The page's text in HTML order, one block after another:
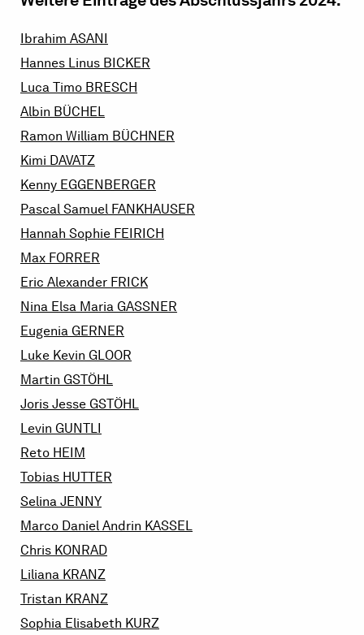
Ibrahim ASANI
Hannes Linus BICKER
Luca Timo BRESCH
Albin BÜCHEL
Ramon William BÜCHNER
Kimi DAVATZ
Kenny EGGENBERGER
Pascal Samuel FANKHAUSER
Hannah Sophie FEIRICH
Max FORRER
Eric Alexander FRICK
Nina Elsa Maria GASSNER
Eugenia GERNER
Luke Kevin GLOOR
Martin GSTÖHL
Joris Jesse GSTÖHL
Levin GUNTLI
Reto HEIM
Tobias HUTTER
Selina JENNY
Marco Daniel Andrin KASSEL
Chris KONRAD
Liliana KRANZ
Tristan KRANZ
Sophia Elisabeth KURZ